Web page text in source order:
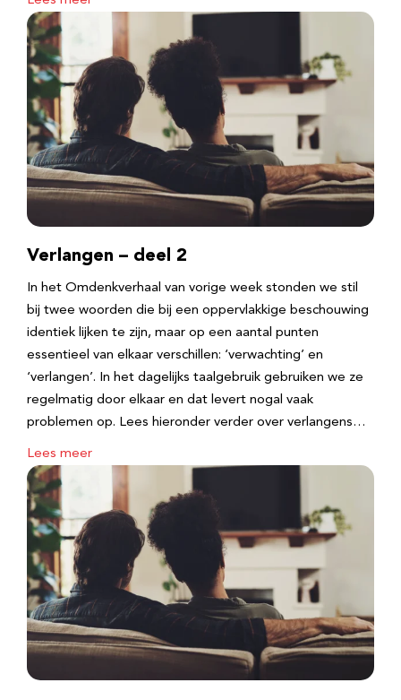
Verlangen – deel 2
In het Omdenkverhaal van vorige week stonden we stil
bij twee woorden die bij een oppervlakkige beschouwing
identiek lijken te zijn, maar op een aantal punten
essentieel van elkaar verschillen: ‘verwachting’ en
‘verlangen’. In het dagelijks taalgebruik gebruiken we ze
regelmatig door elkaar en dat levert nogal vaak
problemen op. Lees hieronder verder over verlangens…
Lees meer